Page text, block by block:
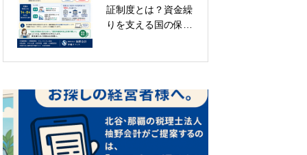
証制度とは？資金繰
りを支える国の保証
くある悩み5選！費
用や変更の不安を解